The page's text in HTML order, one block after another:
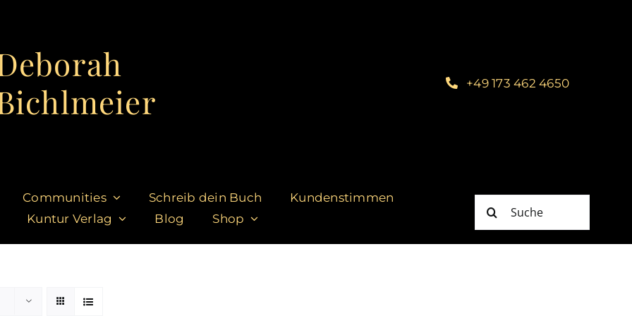
+49 173 462 4650
Communities Schreib dein Buch
Kundenstimmen
Kuntur Verlag
Blog Shop
Suche